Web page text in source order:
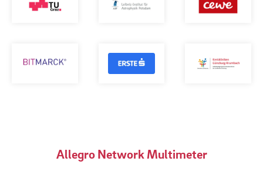
Allegro Network Multimeter